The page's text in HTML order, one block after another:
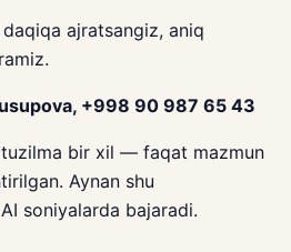
ajratsangiz, aniq
+998 90 987 65 43
tuzilma bir xil — faqat mazmun
Aynan shu
soniyalarda bajaradi.